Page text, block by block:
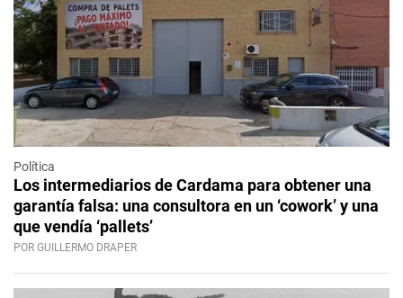
Política
Los intermediarios de Cardama para obtener una
garantía falsa: una consultora en un ‘cowork’ y una
que vendía ‘pallets’
POR GUILLERMO DRAPER